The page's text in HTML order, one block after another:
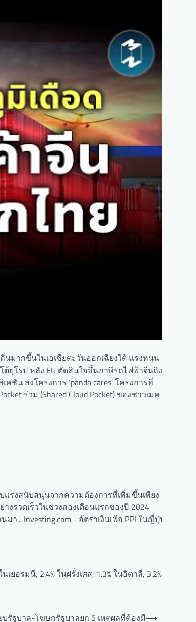
มากขึ้นในเอเชียตะวันออกเฉียงใต้ แรงหนุน
ต้ยุโรป หลัง EU ตัดสินใจขึ้นภาษีรถไฟฟ้าจีนถึง
ชัน ส่งโครงการ ‘panda cares’ โครงการที่
ร่วม (Shared Cloud Pocket) ของชาวเมค
รงสนับสนุนจากความต้องการที่เพิ่มขึ้นเพียง
งรวดเร็วในช่วงสองเดือนแรกของปี 2024
... Investing.com - อัตราเงินเฟ้อ PPI ในญี่ปุ่น
อรมนี, 2.4% ในฝรั่งเศส, 1.3% ในอิตาลี, 3.2%
รัฐบาล-โฆษกรัฐบาลยก 5 เหตุผลที่ต้องมี⟶